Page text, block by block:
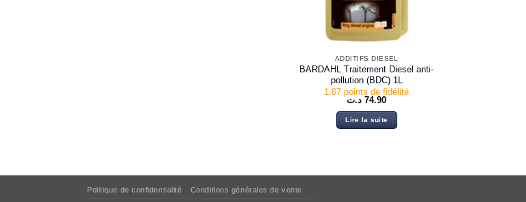
ADDITIFS DIESEL
BARDAHL Traitement Diesel anti-
pollution (BDC) 1L
1.87 points de fidélité
74.90 د.ت
Lire la suite
Politique de confidentialité Conditions générales de vente